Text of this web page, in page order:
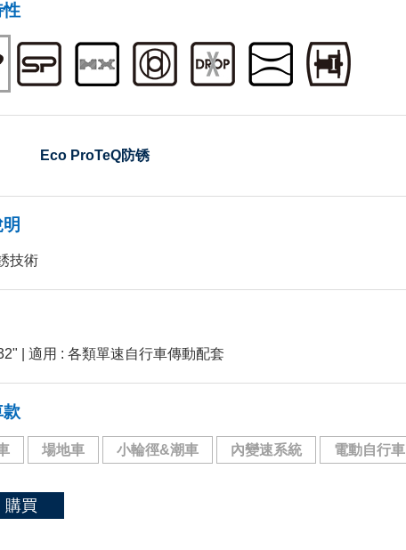
Eco ProTeQ防锈
技術
| 適用 : 各類單速自行車傳動配套
場地車 小輪徑&潮車 內變速系統 電動自行車
購買